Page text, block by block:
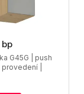
bp
G45G | push
|